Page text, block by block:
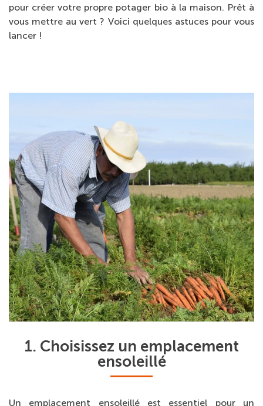
pour créer votre propre potager bio à la maison. Prêt à
vous mettre au vert ? Voici quelques astuces pour vous
lancer !
1. Choisissez un emplacement
ensoleillé
Un emplacement ensoleillé est essentiel pour un